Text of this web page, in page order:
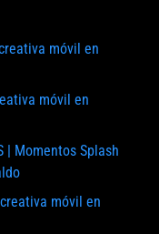
móvil en
móvil en
| Momentos Splash
móvil en